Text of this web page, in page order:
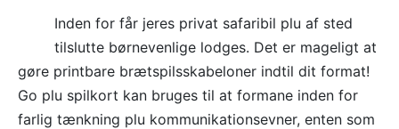
Inden for får jeres privat safaribil plu af sted
tilslutte børnevenlige lodges. Det er mageligt at
gøre printbare brætspilsskabeloner indtil dit format!
Go plu spilkort kan bruges til at formane inden for
farlig tænkning plu kommunikationsevner, enten som